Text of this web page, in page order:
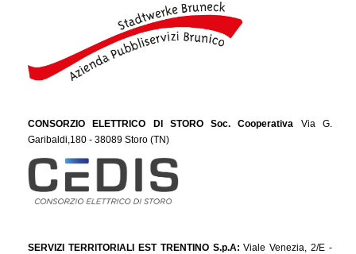
CONSORZIO ELETTRICO DI STORO Soc. Cooperativa Via G.
Garibaldi,180 - 38089 Storo (TN)
SERVIZI TERRITORIALI EST TRENTINO S.p.A: Viale Venezia, 2/E -